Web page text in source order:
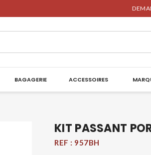
BAGAGERIE ACCESSOIRES
KIT PASSANT
REF : 957BH